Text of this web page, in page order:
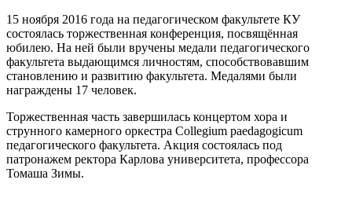
15 ноября 2016 года на педагогическом факультете КУ
состоялась торжественная конференция, посвящённая
юбилею. На ней были вручены медали педагогического
факультета выдающимся личностям, способствовавшим
становлению и развитию факультета. Медалями были
награждены 17 человек.
Торжественная часть завершилась концертом хора и
струнного камерного оркестра Collegium paedagogicum
педагогического факультета. Акция состоялась под
патронажем ректора Карлова университета, профессора
Томаша Зимы.